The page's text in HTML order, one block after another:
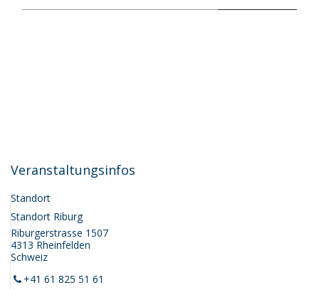
Veranstaltungsinfos
Standort
Standort Riburg
Riburgerstrasse 1507
4313 Rheinfelden
Schweiz
+41 61 825 51 61